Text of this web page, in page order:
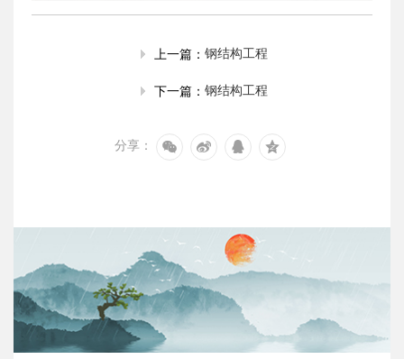
上一篇： 钢结构工程
下一篇： 钢结构工程
分享：